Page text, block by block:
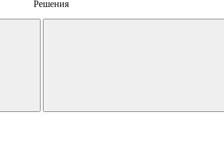
Решения